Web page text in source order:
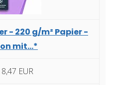
- 220 g/m² Papier -
mit...*
8,47 EUR